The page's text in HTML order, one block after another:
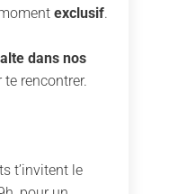
exclusif.
dans nos
rencontrer.
t’invitent le